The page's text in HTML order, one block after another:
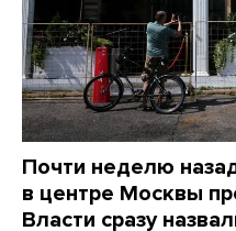
Почти неделю
в центре Москвы
Власти сразу